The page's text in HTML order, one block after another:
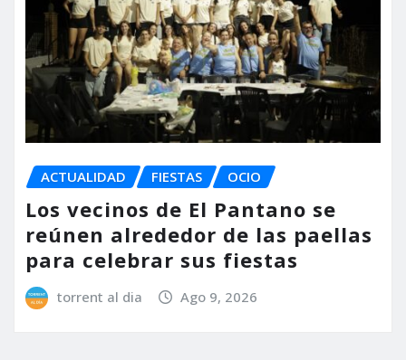
ACTUALIDAD FIESTAS OCIO
Los vecinos de El Pantano se
reúnen alrededor de las paellas
para celebrar sus fiestas
torrent al dia Ago 9, 2026